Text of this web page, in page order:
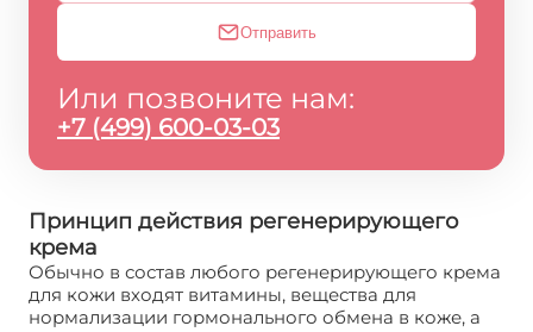
Отправить
Или позвоните нам:
+7 (499) 600-03-03
Принцип действия регенерирующего
крема
Обычно в состав любого регенерирующего крема
для кожи входят витамины, вещества для
нормализации гормонального обмена в коже, а